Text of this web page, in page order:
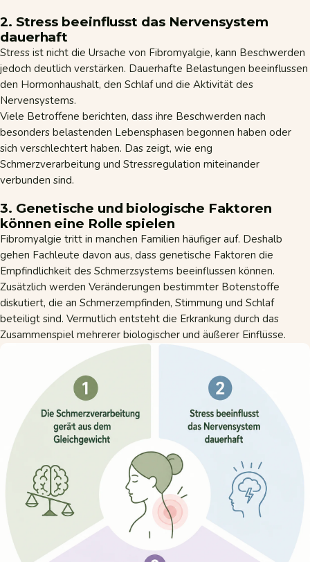
2. Stress beeinflusst das Nervensystem
dauerhaft
Stress ist nicht die Ursache von Fibromyalgie, kann Beschwerden
jedoch deutlich verstärken. Dauerhafte Belastungen beeinflussen
den Hormonhaushalt, den Schlaf und die Aktivität des
Nervensystems.
Viele Betroffene berichten, dass ihre Beschwerden nach
besonders belastenden Lebensphasen begonnen haben oder
sich verschlechtert haben. Das zeigt, wie eng
Schmerzverarbeitung und Stressregulation miteinander
verbunden sind.
3. Genetische und biologische Faktoren
können eine Rolle spielen
Fibromyalgie tritt in manchen Familien häufiger auf. Deshalb
gehen Fachleute davon aus, dass genetische Faktoren die
Empfindlichkeit des Schmerzsystems beeinflussen können.
Zusätzlich werden Veränderungen bestimmter Botenstoffe
diskutiert, die an Schmerzempfinden, Stimmung und Schlaf
beteiligt sind. Vermutlich entsteht die Erkrankung durch das
Zusammenspiel mehrerer biologischer und äußerer Einflüsse.